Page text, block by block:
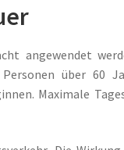
angewendet
über 60
Maximale